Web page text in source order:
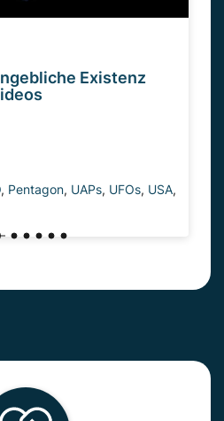
Existenz
, Pentagon, UAPs, UFOs, USA,